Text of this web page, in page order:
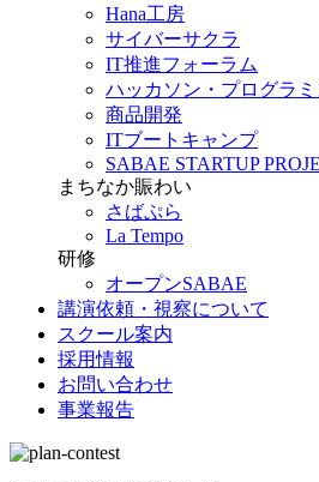
Hana工房
サイバーサクラ
IT推進フォーラム
ハッカソン・プログラ
商品開発
ITブートキャンプ
SABAE STARTUP
まちなか賑わい
さばぷら
La Tempo
研修
オープンSABAE
講演依頼・視察について
スクール案内
採用情報
お問い合わせ
事業報告